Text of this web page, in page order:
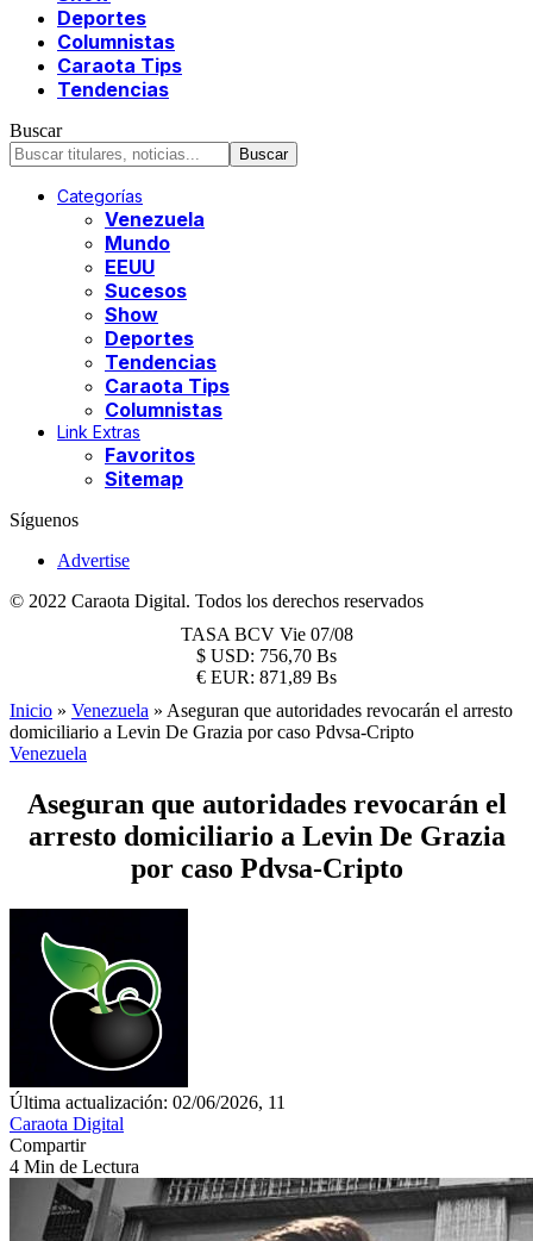
Deportes
Columnistas
Caraota Tips
Tendencias
Buscar
Categorías
Venezuela
Mundo
EEUU
Sucesos
Show
Deportes
Tendencias
Caraota Tips
Columnistas
Link Extras
Favoritos
Sitemap
Síguenos
Advertise
© 2022 Caraota Digital. Todos los derechos reservados
TASA BCV Vie 07/08
$ USD: 756,70 Bs
€ EUR: 871,89 Bs
Inicio » Venezuela » Aseguran que autoridades revocarán el arresto
domiciliario a Levin De Grazia por caso Pdvsa-Cripto
Venezuela
Aseguran que autoridades revocarán el
arresto domiciliario a Levin De Grazia
por caso Pdvsa-Cripto
Última actualización: 02/06/2026, 11
Caraota Digital
Compartir
4 Min de Lectura